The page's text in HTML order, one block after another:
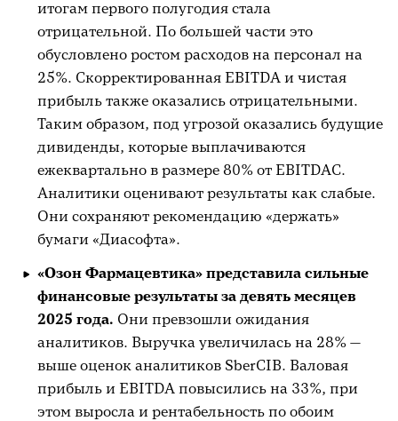
итогам первого полугодия стала
отрицательной. По большей части это
обусловлено ростом расходов на персонал на
25%. Скорректированная EBITDA и чистая
прибыль также оказались отрицательными.
Таким образом, под угрозой оказались будущие
дивиденды, которые выплачиваются
ежеквартально в размере 80% от EBITDAC.
Аналитики оценивают результаты как слабые.
Они сохраняют рекомендацию «держать»
бумаги «Диасофта».
«Озон Фармацевтика» представила сильные
финансовые результаты за девять месяцев
2025 года. Они превзошли ожидания
аналитиков. Выручка увеличилась на 28% —
выше оценок аналитиков SberCIB. Валовая
прибыль и EBITDA повысились на 33%, при
этом выросла и рентабельность по обоим